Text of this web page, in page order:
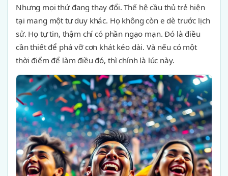
Nhưng mọi thứ đang thay đổi. Thế hệ cầu thủ trẻ hiện
tại mang một tư duy khác. Họ không còn e dè trước lịch
sử. Họ tự tin, thậm chí có phần ngạo mạn. Đó là điều
cần thiết để phá vỡ cơn khát kéo dài. Và nếu có một
thời điểm để làm điều đó, thì chính là lúc này.